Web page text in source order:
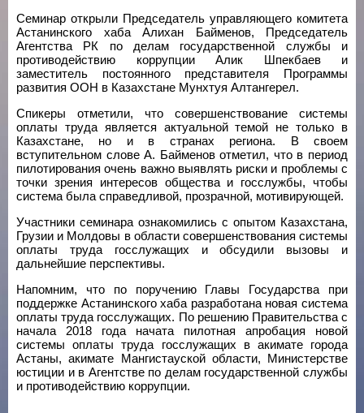
Семинар открыли Председатель управляющего комитета
Астанинского хаба Алихан Байменов, Председатель
Агентства РК по делам государственной службы и
противодействию коррупции Алик Шпекбаев и
заместитель постоянного представителя Программы
развития ООН в Казахстане Мунхтуя Алтангерел.
Спикеры отметили, что совершенствование системы
оплаты труда является актуальной темой не только в
Казахстане, но и в странах региона. В своем
вступительном слове А. Байменов отметил, что в период
пилотирования очень важно выявлять риски и проблемы с
точки зрения интересов общества и госслужбы, чтобы
система была справедливой, прозрачной, мотивирующей.
Участники семинара ознакомились с опытом Казахстана,
Грузии и Молдовы в области совершенствования системы
оплаты труда госслужащих и обсудили вызовы и
дальнейшие перспективы.
Напомним, что по поручению Главы Государства при
поддержке Астанинского хаба разработана новая система
оплаты труда госслужащих. По решению Правительства с
начала 2018 года начата пилотная апробация новой
системы оплаты труда госслужащих в акимате города
Астаны, акимате Мангистауской области, Министерстве
юстиции и в Агентстве по делам государственной службы
и противодействию коррупции.